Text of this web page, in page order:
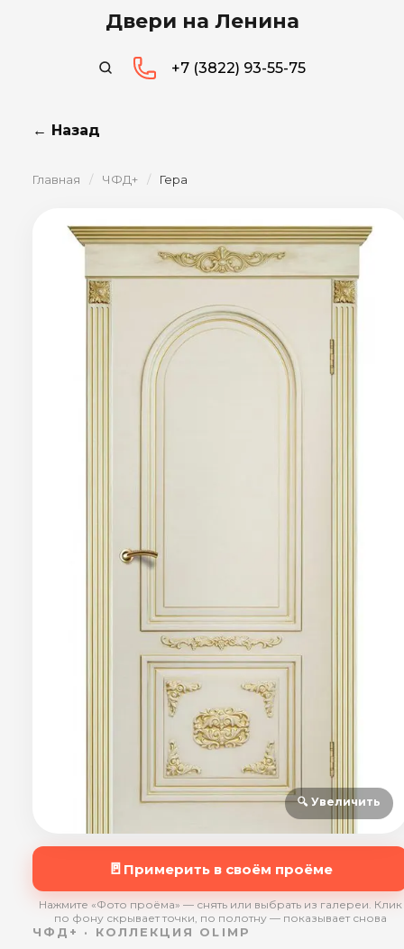
Двери на Ленина
+7 (3822) 93-55-75
← Назад
Главная / ЧФД+ / Гера
🔍 Увеличить
🚪 Примерить в своём проёме
Нажмите «Фото проёма» — снять или выбрать из галереи. Клик
по фону скрывает точки, по полотну — показывает снова
ЧФД+ · КОЛЛЕКЦИЯ OLIMP